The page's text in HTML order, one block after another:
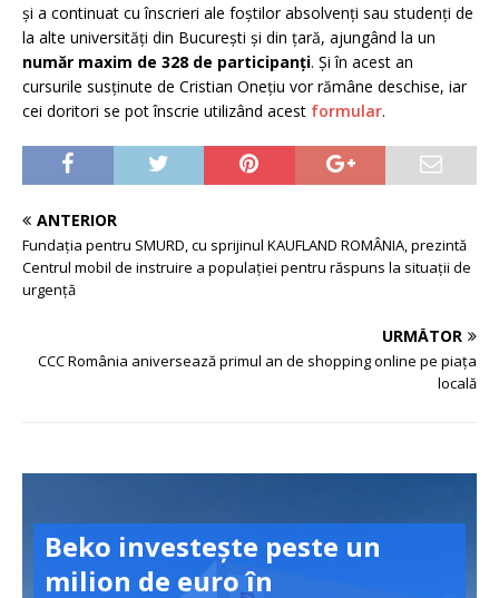
și a continuat cu înscrieri ale foștilor absolvenți sau studenți de
la alte universități din București și din țară, ajungând la un
număr maxim de 328 de participanți. Și în acest an
cursurile susținute de Cristian Onețiu vor rămâne deschise, iar
cei doritori se pot înscrie utilizând acest formular.
ANTERIOR
Fundația pentru SMURD, cu sprijinul KAUFLAND ROMÂNIA, prezintă
Centrul mobil de instruire a populației pentru răspuns la situații de
urgență
URMĂTOR
CCC România aniversează primul an de shopping online pe piața
locală
Beko investește peste un
milion de euro în